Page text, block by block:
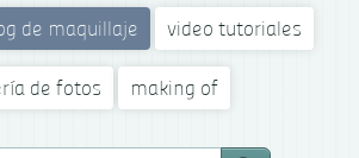
de maquillaje video tutoriales
de fotos making of